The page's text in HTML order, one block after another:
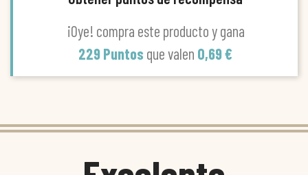
¡Oye! compra este producto y gana
229 Puntos que valen 0,69 €